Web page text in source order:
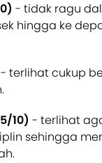
- tidak ragu
hingga ke
- terlihat cukup
10) - terlihat
sehingga